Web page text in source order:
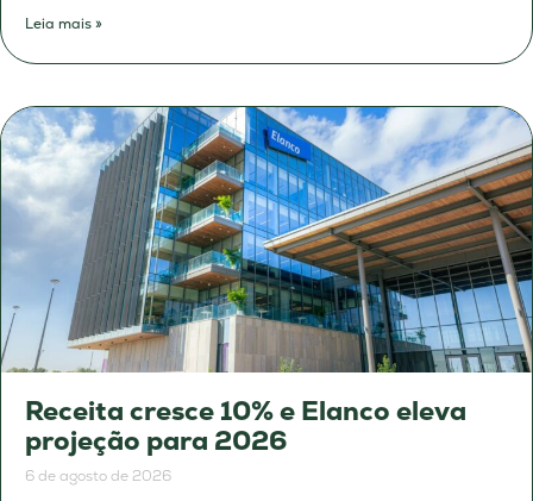
Leia mais »
Receita cresce 10% e Elanco eleva
projeção para 2026
6 de agosto de 2026